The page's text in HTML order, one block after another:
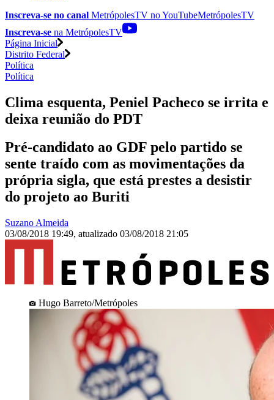
Inscreva-se no canal MetrópolesTV noYouTubeMetrópolesTV
Inscreva-se na MetrópolesTV
Página Inicial
Distrito Federal
Política
Política
Clima esquenta, Peniel Pacheco se irrita e
deixa reunião do PDT
Pré-candidato ao GDF pelo partido se
sente traído com as movimentações da
própria sigla, que está prestes a desistir
do projeto ao Buriti
Suzano Almeida
03/08/2018 19:49, atualizado 03/08/2018 21:05
Hugo Barreto/Metrópoles